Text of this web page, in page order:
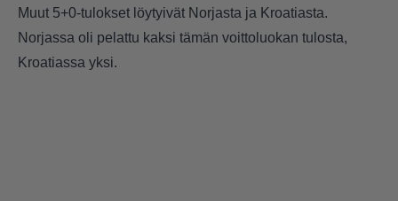
Muut 5+0-tulokset löytyivät Norjasta ja Kroatiasta.
Norjassa oli pelattu kaksi tämän voittoluokan tulosta,
Kroatiassa yksi.